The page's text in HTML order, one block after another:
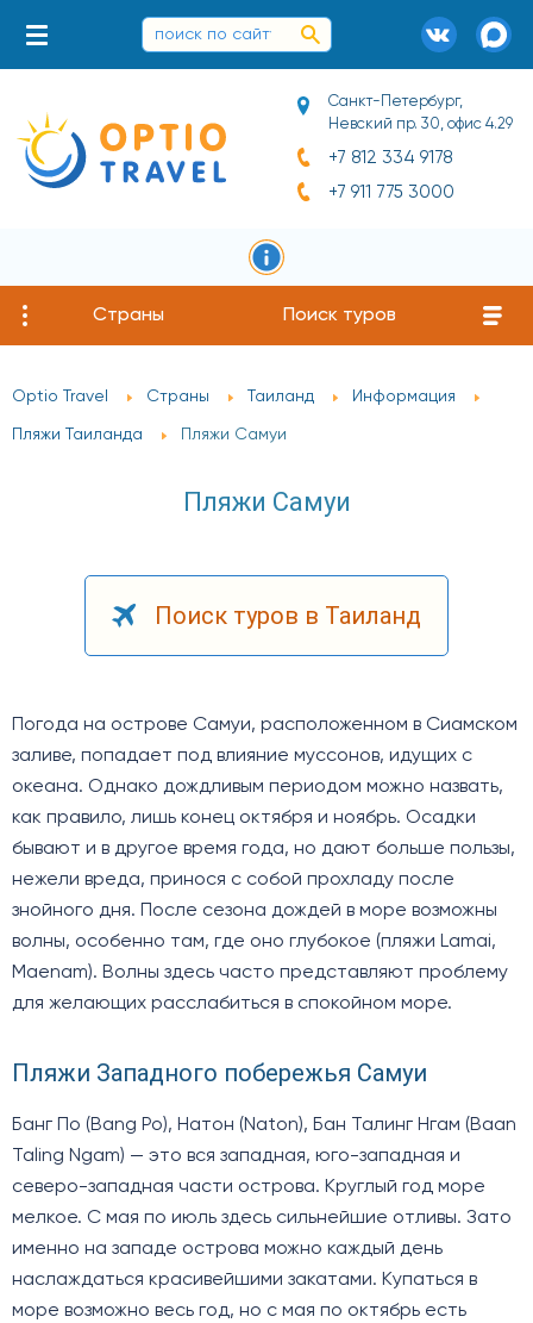
Санкт-Петербург,
Невский пр. 30, офис 4.29
+7 812 334 9178
+7 911 775 3000
Страны Поиск туров
Optio Travel Страны Таиланд Информация
Пляжи Таиланда Пляжи Самуи
Пляжи Самуи
Поиск туров в Таиланд
Погода на острове Самуи, расположенном в Сиамском
заливе, попадает под влияние муссонов, идущих с
океана. Однако дождливым периодом можно назвать,
как правило, лишь конец октября и ноябрь. Осадки
бывают и в другое время года, но дают больше пользы,
нежели вреда, принося с собой прохладу после
знойного дня. После сезона дождей в море возможны
волны, особенно там, где оно глубокое (пляжи Lamai,
Maenam). Волны здесь часто представляют проблему
для желающих расслабиться в спокойном море.
Пляжи Западного побережья Самуи
Банг По (Bang Po), Натон (Naton), Бан Талинг Нгам (Baan
Taling Ngam) — это вся западная, юго-западная и
северо-западная части острова. Круглый год море
мелкое. С мая по июль здесь сильнейшие отливы. Зато
именно на западе острова можно каждый день
наслаждаться красивейшими закатами. Купаться в
море возможно весь год, но с мая по октябрь есть